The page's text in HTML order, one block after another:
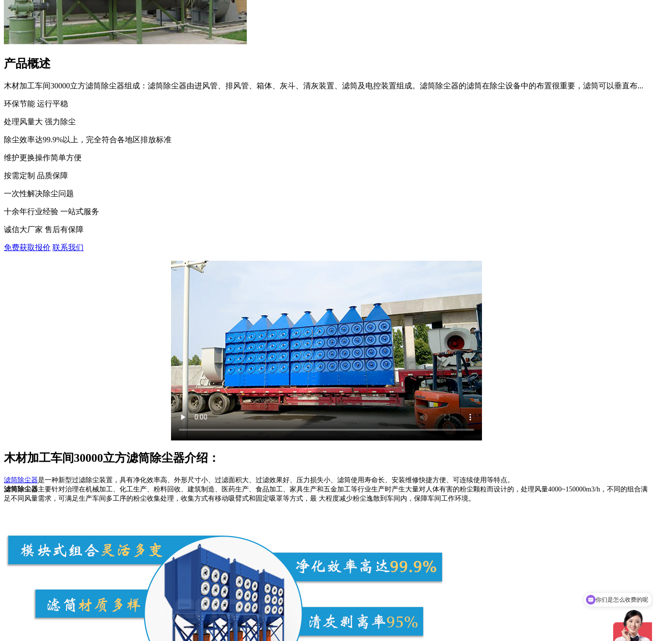
产品概述
木材加工车间30000立方滤筒除尘器组成：滤筒除尘器由进风管、排风管、箱体、灰斗、清灰装置、滤筒及电控装置组成。滤筒除尘器的滤筒在除尘设备中的布置很重要，滤筒可以垂直布...
环保节能 运行平稳
处理风量大 强力除尘
除尘效率达99.9%以上，完全符合各地区排放标准
维护更换操作简单方便
按需定制 品质保障
一次性解决除尘问题
十余年行业经验 一站式服务
诚信大厂家 售后有保障
免费获取报价 联系我们
木材加工车间30000立方滤筒除尘器介绍：
滤筒除尘器是一种新型过滤除尘装置，具有净化效率高、外形尺寸小、过滤面积大、过滤效果好、压力损失小、滤筒使用寿命长、安装维修快捷方便、可连续使用等特点。
滤筒除尘器主要针对治理在机械加工、化工生产、粉料回收、建筑制造、医药生产、食品加工、家具生产和五金加工等行业生产时产生大量对人体有害的粉尘颗粒而设计的，处理风量4000~150000m3/h，不同的组合满
足不同风量需求，可满足生产车间多工序的粉尘收集处理，收集方式有移动吸臂式和固定吸罩等方式，最 大程度减少粉尘逸散到车间内，保障车间工作环境。